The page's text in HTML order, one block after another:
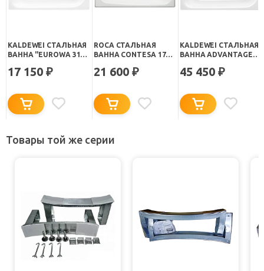
KALDEWEI СТАЛЬНАЯ
ВАННА "EUROWA 312"
17 150 ₽
ROCA СТАЛЬНАЯ
ВАННА CONTESA 170
21 600 ₽
KALDEWEI СТАЛЬНАЯ
ВАННА ADVANTAGE
45 450 ₽
Товары той же серии